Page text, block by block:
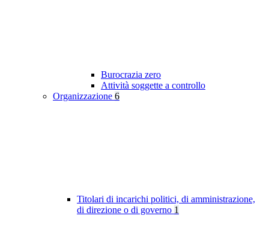
Burocrazia zero
Attività soggette a controllo
Organizzazione 6
Titolari di incarichi politici, di amministrazione,
di direzione o di governo 1